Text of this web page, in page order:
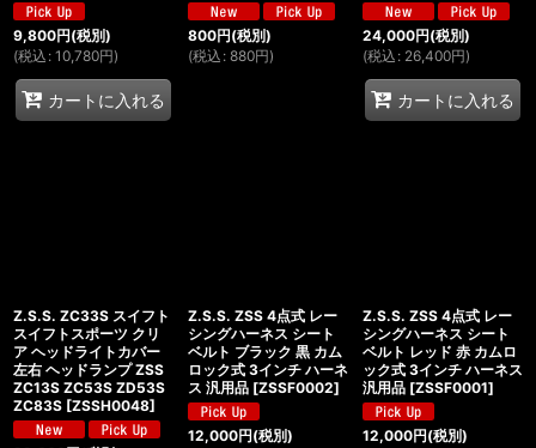
9,800円(税別)
(税込 : 10,780円)
カートに入れる
800円(税別)
(税込 : 880円)
24,000円(税別)
(税込 : 26,400円)
カートに入れる
Z.S.S. ZC33S スイフト
スイフトスポーツ クリ
ア ヘッドライトカバー
左右 ヘッドランプ ZSS
ZC13S ZC53S ZD53S
ZC83S [ZSSH0048]
Z.S.S. ZSS 4点式 レー
シングハーネス シート
ベルト ブラック 黒 カム
ロック式 3インチ ハーネ
ス 汎用品 [ZSSF0002]
12,000円(税別)
Z.S.S. ZSS 4点式 レー
シングハーネス シート
ベルト レッド 赤 カムロ
ック式 3インチ ハーネス
汎用品 [ZSSF0001]
12,000円(税別)